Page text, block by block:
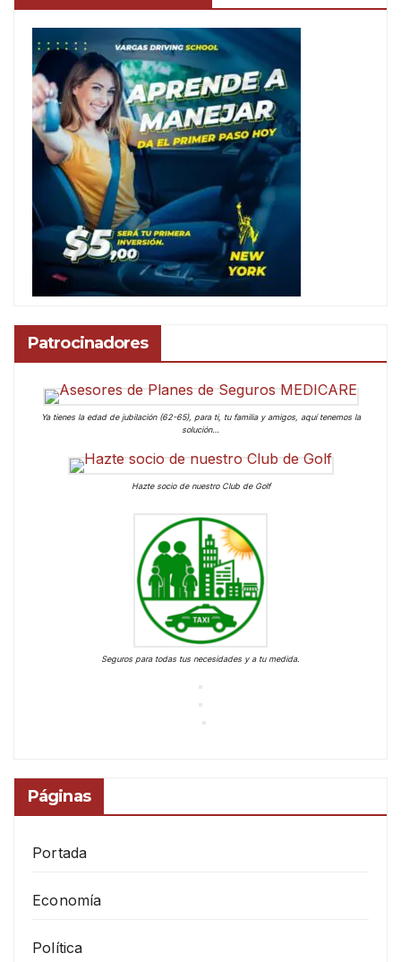
Patrocinadores
Ya tienes la edad de jubilación (62-65), para ti, tu familia y amigos, aquí tenemos la
solución…
Hazte socio de nuestro Club de Golf
Seguros para todas tus necesidades y a tu medida.
Páginas
Portada
Economía
Política